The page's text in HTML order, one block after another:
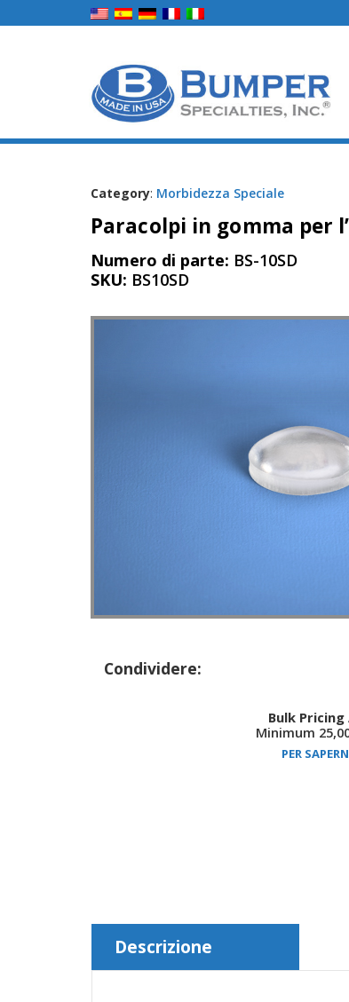
Category: Morbidezza Speciale
Paracolpi in gomma per
Numero di parte: BS-10SD
SKU: BS10SD
Condividere:
Bulk Pricing
Minimum
PER
Descrizione